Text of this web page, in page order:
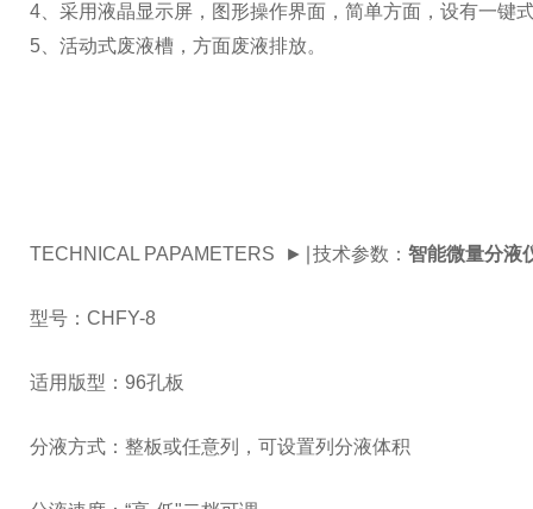
4、采用液晶显示屏，图形操作界面，简单方面，设有一键
5、活动式废液槽，方面废液排放。
TECHNICAL PAPAMETERS ►∣技术参数： 智能微量分液
型号：CHFY-8
适用版型：96孔板
分液方式：整板或任意列，可设置列分液体积